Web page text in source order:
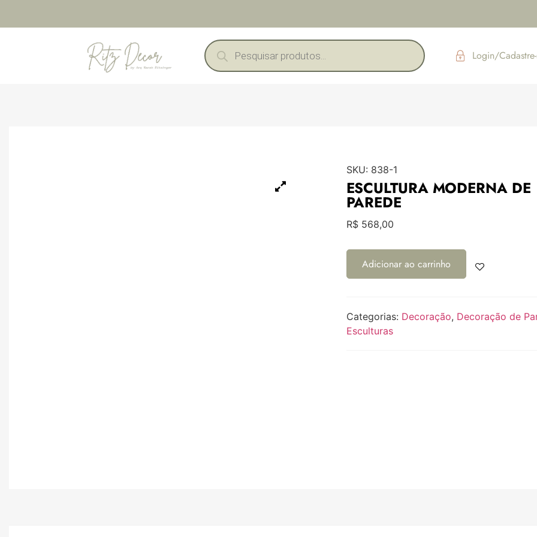
Login/
SKU: 838-1
ESCULTURA MODERNA DE
PAREDE
R$568,00
Adicionar ao carrinho
Categorias: Decoração, Decoração de
Esculturas